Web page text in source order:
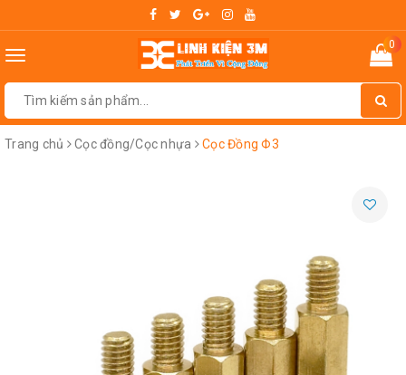
Toggle
0
Trang chủ Cọc đồng/Cọc nhựa Cọc Đồng Φ3